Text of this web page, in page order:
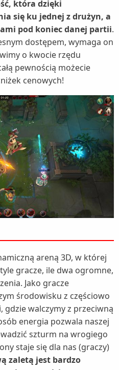
która dzięki
się ku jednej z drużyn, a
pod koniec danej partii.
dostępem, wymaga on
o kwocie rzędu
pewnością możecie
cenowych!
areną 3D, w której
gracze, ile dwa ogromne,
Jako gracze
środowisku z częściowo
gdzie walczymy z przeciwną
energia pozwala naszej
szturm na wrogiego
staje się dla nas (graczy)
zaletą jest bardzo